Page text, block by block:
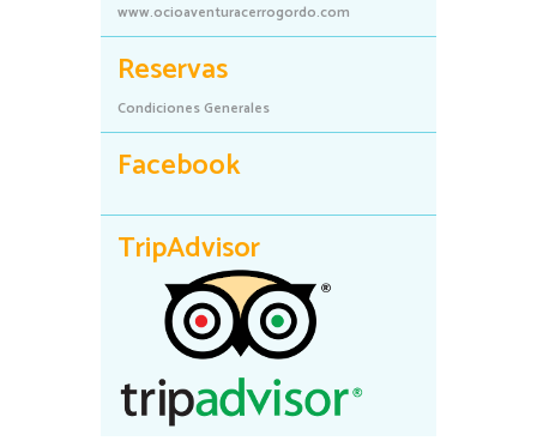
www.ocioaventuracerrogordo.com
Reservas
Condiciones Generales
Facebook
TripAdvisor